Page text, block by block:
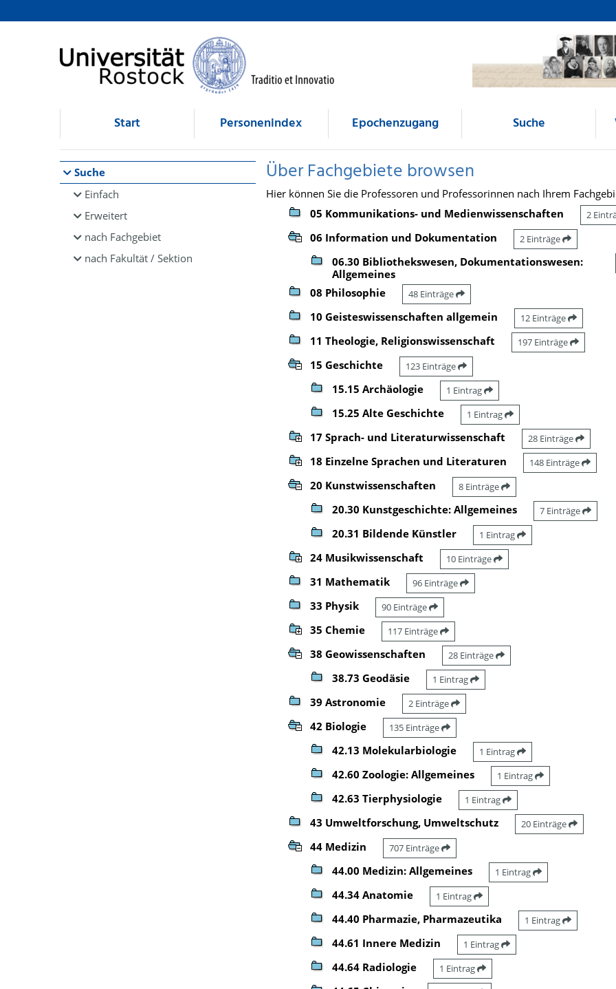
Browsen
direkt zum Inhalt
Start Personenindex Epochenzugang Suche
Suche
Einfach
Erweitert
nach Fachgebiet
nach Fakultät / Sektion
Über Fachgebiete browsen
Hier können Sie die Professoren und Professorinnen nach Ihrem
05 Kommunikations- und Medienwissenschaften
2
06 Information und Dokumentation 2 Einträge
06.30 Bibliothekswesen, Dokumentationswesen:
Allgemeines
08 Philosophie 48 Einträge
10 Geisteswissenschaften allgemein 12 Einträge
11 Theologie, Religionswissenschaft 197 Einträge
15 Geschichte 123 Einträge
15.15 Archäologie 1 Eintrag
15.25 Alte Geschichte 1 Eintrag
17 Sprach- und Literaturwissenschaft 28 Einträge
18 Einzelne Sprachen und Literaturen 148 Einträge
20 Kunstwissenschaften 8 Einträge
20.30 Kunstgeschichte: Allgemeines 7 Einträge
20.31 Bildende Künstler 1 Eintrag
24 Musikwissenschaft 10 Einträge
31 Mathematik 96 Einträge
33 Physik 90 Einträge
35 Chemie 117 Einträge
38 Geowissenschaften 28 Einträge
38.73 Geodäsie 1 Eintrag
39 Astronomie 2 Einträge
42 Biologie 135 Einträge
42.13 Molekularbiologie 1 Eintrag
42.60 Zoologie: Allgemeines 1 Eintrag
42.63 Tierphysiologie 1 Eintrag
43 Umweltforschung, Umweltschutz 20 Einträge
44 Medizin 707 Einträge
44.00 Medizin: Allgemeines 1 Eintrag
44.34 Anatomie 1 Eintrag
44.40 Pharmazie, Pharmazeutika 1 Eintrag
44.61 Innere Medizin 1 Eintrag
44.64 Radiologie 1 Eintrag